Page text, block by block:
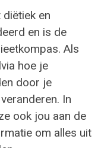
diëtiek en
en is de
Als
hoe je
door je
In
ook jou aan de
om alles uit